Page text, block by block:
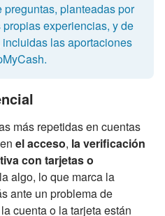
planteadas por
experiencias, y de
las aportaciones
más repetidas en cuentas
el acceso, la verificación
con tarjetas o
algo, lo que marca la
ante un problema de
cuenta o la tarjeta están